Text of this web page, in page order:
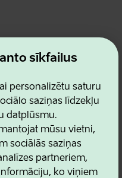
sīkfailus
personalizētu saturu
saziņas līdzekļu
datplūsmu.
mūsu vietni,
sociālās saziņas
partneriem,
ko viņiem
Agency